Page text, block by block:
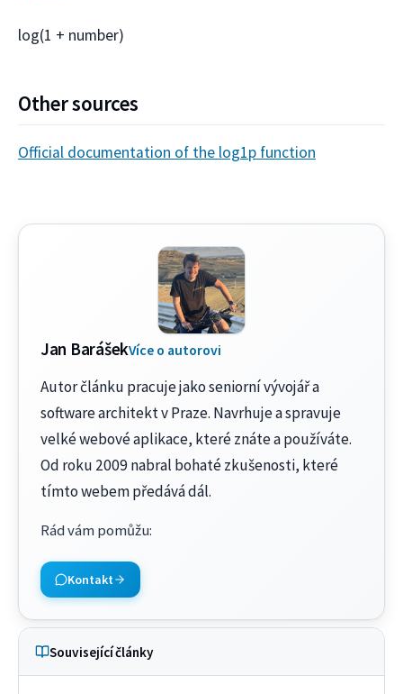
log(1 + number)
Other sources
Official documentation of the log1p function
Jan BarášekVíce o autorovi
Autor článku pracuje jako seniorní vývojář a
software architekt v Praze. Navrhuje a spravuje
velké webové aplikace, které znáte a používáte.
Od roku 2009 nabral bohaté zkušenosti, které
tímto webem předává dál.
Rád vám pomůžu:
Kontakt
Související články